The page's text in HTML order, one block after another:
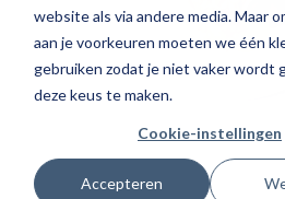
website als via andere media. Maar
aan je voorkeuren moeten we één
gebruiken zodat je niet vaker wordt
deze keus te maken.
Cookie-instellingen
Accepteren
promotioneel
Gepubliceerd op: 16 juli 2025